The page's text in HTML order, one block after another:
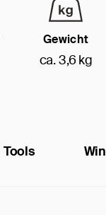
Gewicht
ca. 3,6 kg
Tools